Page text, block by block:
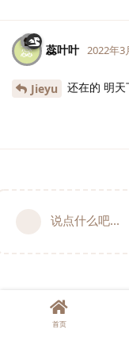
蕊 蕊叶叶 2022年3
Jieyu 还在的 明
说点什么吧...
首页